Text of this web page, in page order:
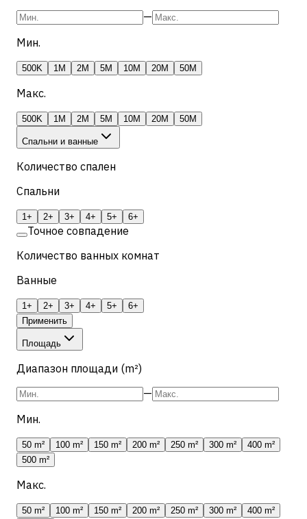
—
Мин.
500K 1M 2M 5M 10M 20M 50M
Макс.
500K 1M 2M 5M 10M 20M 50M
Спальни и ванные
Количество спален
Спальни
1+ 2+ 3+ 4+ 5+ 6+
Точное совпадение
Количество ванных комнат
Ванные
1+ 2+ 3+ 4+ 5+
6+
Применить
Площадь
Диапазон площади (m²)
—
Мин.
50 m² 100 m² 150 m² 200 m² 250 m² 300 m²
400 m²
500 m²
Макс.
50 m² 100 m² 150 m² 200 m² 250 m² 300 m²
400 m²